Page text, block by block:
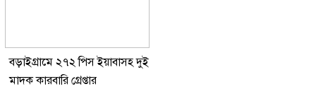
বড়াইগ্রামে ২৭২ পিস ইয়াবাসহ দুই
মাদক কারবারি গ্রেপ্তার